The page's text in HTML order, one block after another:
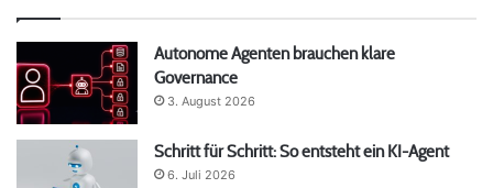
Autonome Agenten brauchen klare
Governance
3. August 2026
Schritt für Schritt: So entsteht ein KI-Agent
6. Juli 2026